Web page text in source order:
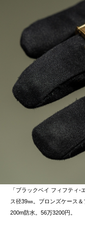
「ブラックベイ フィフティ-
ス径39㎜。ブロンズケース
200m防水。56万3200円。